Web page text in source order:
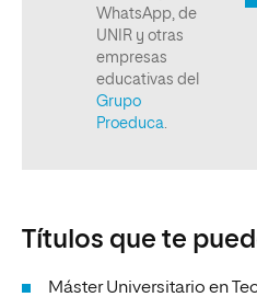
Títulos que te
Máster Universitario en